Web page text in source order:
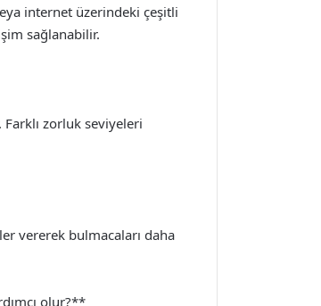
internet üzerindeki çeşitli
sağlanabilir.
zorluk seviyeleri
vererek bulmacaları daha
olur?**